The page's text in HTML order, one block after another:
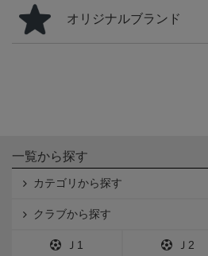
オリジナルブランド
一覧から探す
カテゴリから探す
クラブから探す
Ｊ1 Ｊ2